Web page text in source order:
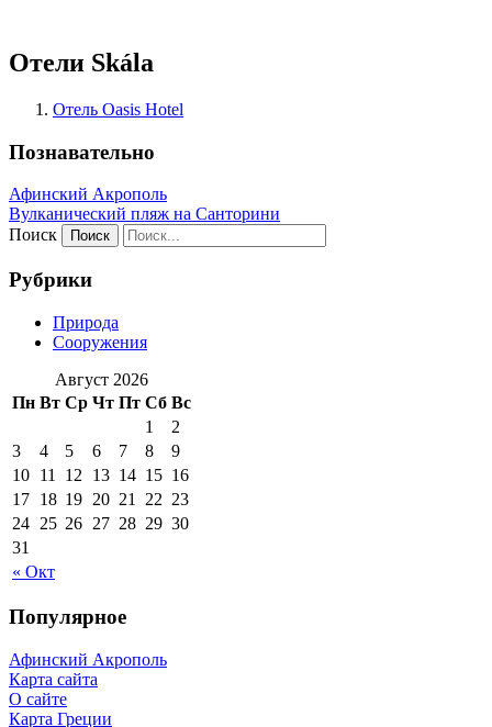
Отели Skála
Отель Oasis Hotel
Познавательно
Афинский Акрополь
Вулканический пляж на Санторини
Поиск
Рубрики
Природа
Сооружения
Август 2026
Пн Вт Ср Чт Пт Сб Вс
« Окт
1
2
3
4 5 6 7 8
9
10 11 12 13 14 15 16
17 18 19 20 21 22 23
24 25 26 27 28 29 30
31
Популярное
Афинский Акрополь
Карта сайта
О сайте
Карта Греции